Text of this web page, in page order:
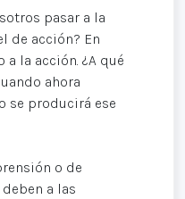
pasar a la
de acción? En
a la acción. ¿A qué
ahora
se producirá ese
o de
a las